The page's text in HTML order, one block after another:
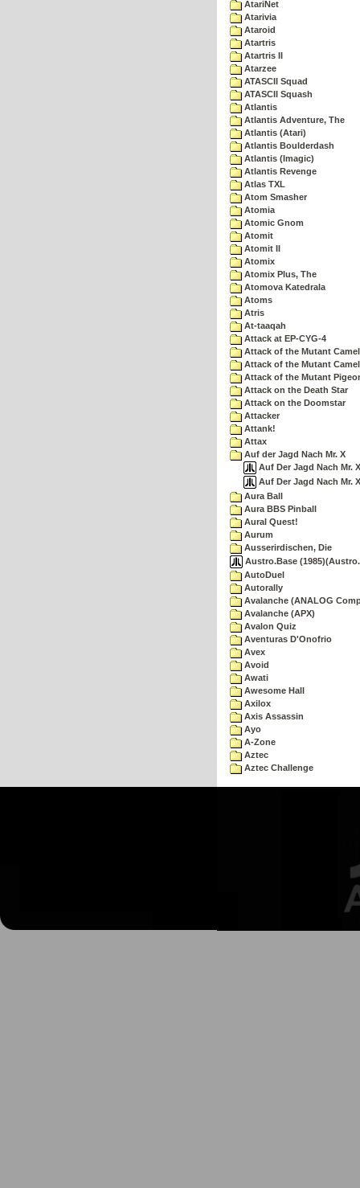
AtariNet
Atarivia
Ataroid
Atartris
Atartris II
Atarzee
ATASCII Squad
ATASCII Squash
Atlantis
Atlantis Adventure, The
Atlantis (Atari)
Atlantis Boulderdash
Atlantis (Imagic)
Atlantis Revenge
Atlas TXL
Atom Smasher
Atomia
Atomic Gnom
Atomit
Atomit II
Atomix
Atomix Plus, The
Atomova Katedrala
Atoms
Atris
At-taaqah
Attack at EP-CYG-4
Attack of the Mutant
Attack of the Mutant
Attack of the Mutant
Attack on the Death Star
Attack on the Doomstar
Attacker
Attank!
Attax
Auf der Jagd Nach Mr. X
Auf Der Jagd Nach Mr.
Auf Der Jagd Nach Mr.
Aura Ball
Aura BBS Pinball
Aural Quest!
Aurum
Ausserirdischen, Die
Austro.Base
AutoDuel
Autorally
Avalanche (ANALOG
Avalanche (APX)
Avalon Quiz
Aventuras D'Onofrio
Avex
Avoid
Awati
Awesome Hall
Axilox
Axis Assassin
Ayo
A-Zone
Aztec
Aztec Challenge